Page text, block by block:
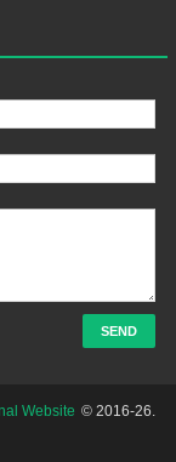
Website © 2016-26.